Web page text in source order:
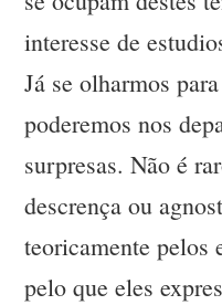
interesse de
Já se olharmos
poderemos nos
surpresas. Não é
descrença ou
teoricamente pelos
pelo que eles